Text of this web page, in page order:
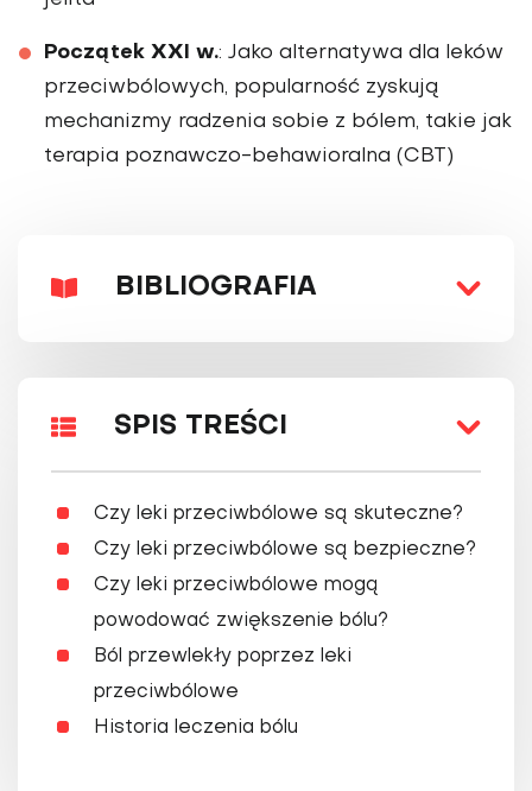
Początek XXI w.: Jako alternatywa dla leków
przeciwbólowych, popularność zyskują
mechanizmy radzenia sobie z bólem, takie jak
terapia poznawczo-behawioralna (CBT)
BIBLIOGRAFIA
SPIS TREŚCI
Czy leki przeciwbólowe są skuteczne?
Czy leki przeciwbólowe są bezpieczne?
Czy leki przeciwbólowe mogą
powodować zwiększenie bólu?
Ból przewlekły poprzez leki
przeciwbólowe
Historia leczenia bólu